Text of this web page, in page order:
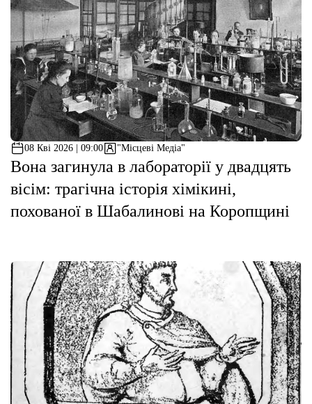
Тексти
Публікації
Довідник
Редакційна політика
Етичний кодекс
Рекламні прайси
Бюджет
Тендери
Контакти
08 Кві 2026 | 09:00 "Місцеві Медіа"
Вона загинула в лабораторії у двадцять
вісім: трагічна історія хімікині,
похованої в Шабалинові на Коропщині